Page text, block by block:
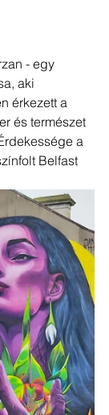
- egy
aki
érkezett a
és természet
a
Belfast